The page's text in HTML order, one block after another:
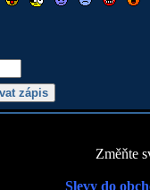
Změňte
Slevy do